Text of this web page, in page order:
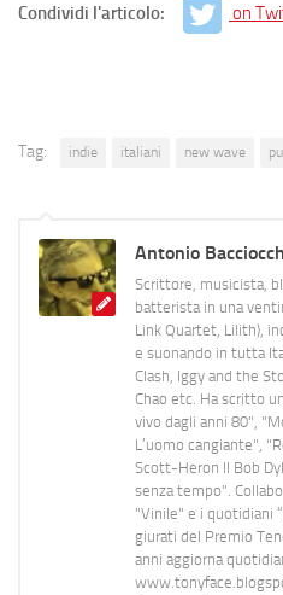
Condividi l'articolo: on
Tag: indie italiani new wave
Antonio
Scrittore, musicista,
batterista in una
Link Quartet, Lilith),
e suonando in tutta
Clash, Iggy and the
Chao etc. Ha scritto
vivo dagli anni 80",
L’uomo cangiante",
Scott-Heron Il Bob
senza tempo".
"Vinile" e i quotidiani
giurati del Premio
anni aggiorna